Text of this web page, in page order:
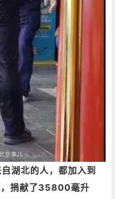
湖北的人，都加入到
捐献了35800毫升